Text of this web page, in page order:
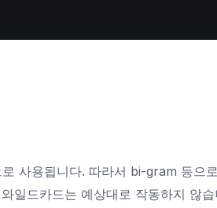
사용됩니다. 따라서 bi-gram 등으
일드카드는 예상대로 작동하지 않